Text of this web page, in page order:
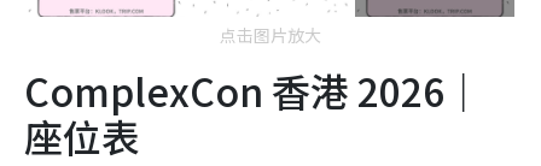
点击图片放大
ComplexCon 香港 2026｜
座位表